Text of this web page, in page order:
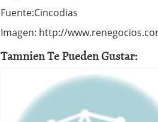
Fuente:Cincodias
Imagen: http://
Tamnien Te Pueden Gustar: